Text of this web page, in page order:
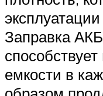
Заправка
емкости в